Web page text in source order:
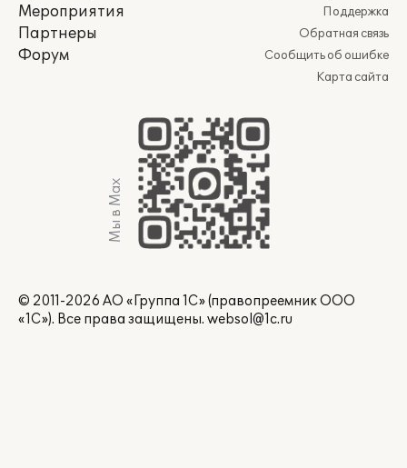
Мероприятия
Партнеры
Форум
Поддержка
Обратная связь
Сообщить об ошибке
Карта сайта
Мы в Max
© 2011-2026 АО «Группа 1С» (правопреемник ООО
«1С»). Все права защищены. websol@1c.ru